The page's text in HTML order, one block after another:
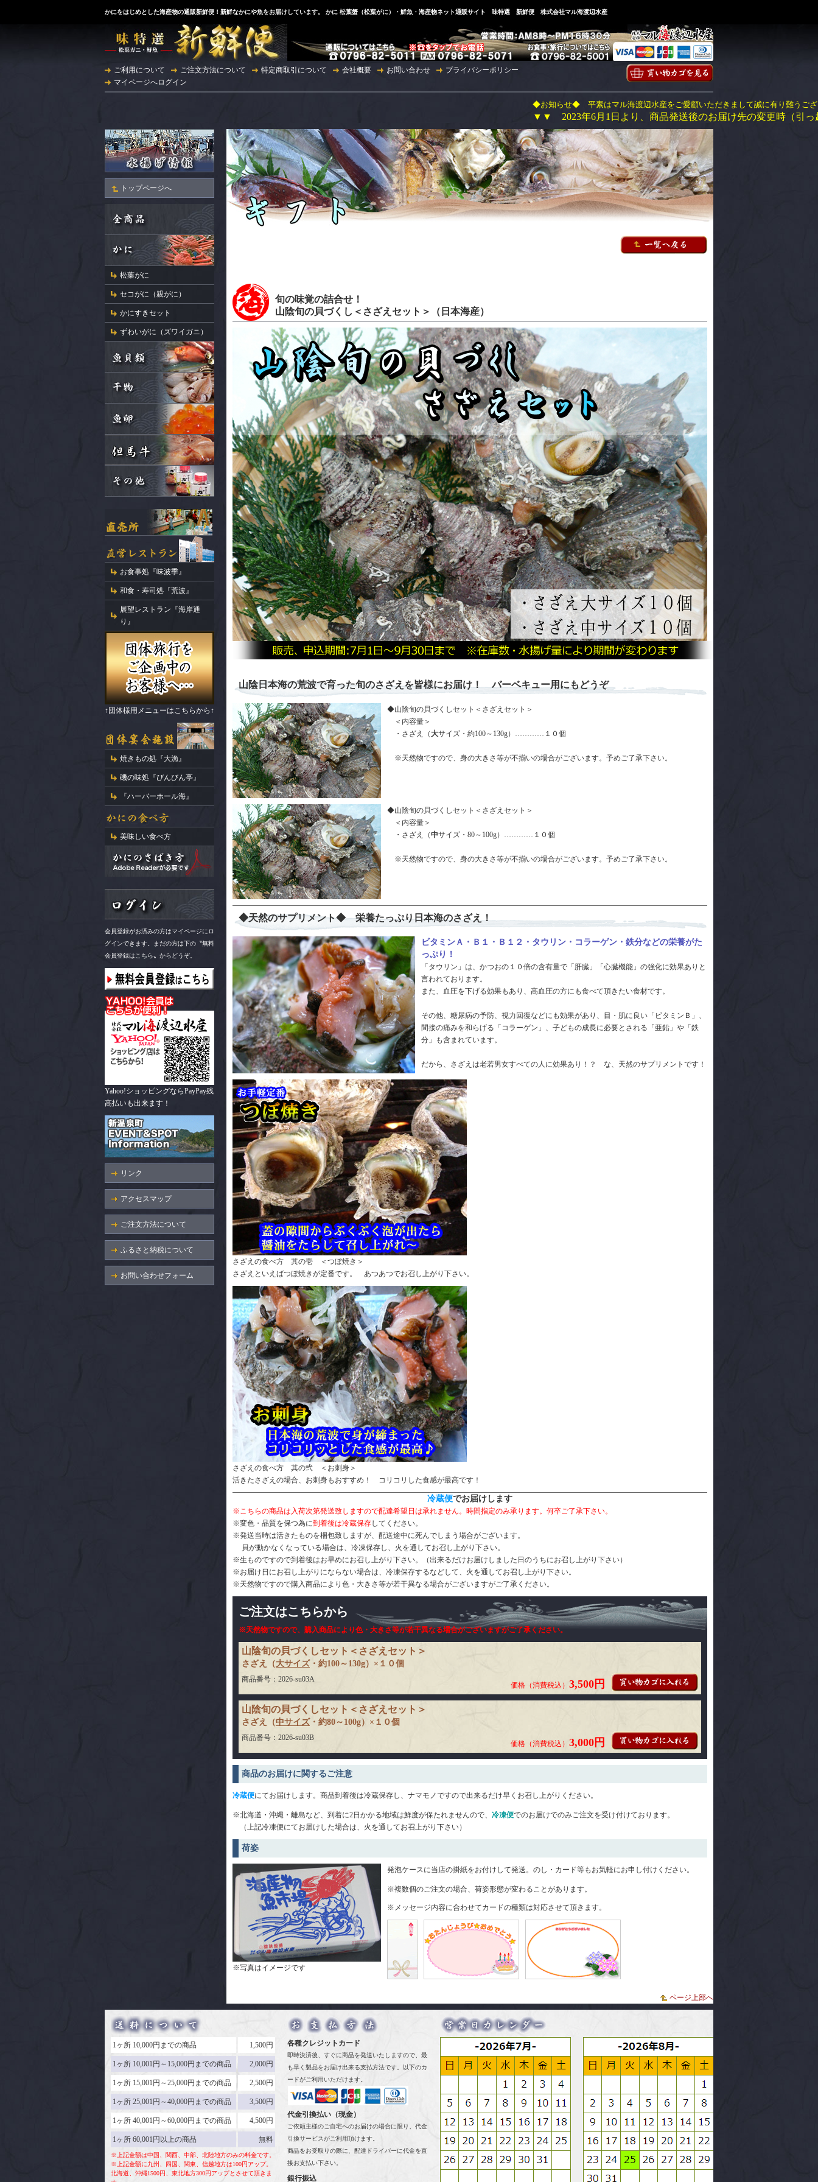
かにをはじめとした海産物の通販新鮮便！新鮮なかにや魚をお届けしています。 かに 松葉蟹（松葉がに）・鮮魚・海産物ネット通販サイト 味特選 新鮮便 株式会社マル海渡辺水産
ご利用について ご注文方法について 特定商取引について 会社概要 お問い合わせ
プライバシーポリシー
マイページへログイン
◆お知らせ◆ 平素はマル海渡辺水産をご愛顧いただきまして誠に有り難うございます。 現在
▼▼ 2023年6月1日より、商品発送後のお届け先の変更時（引っ越し・ご入力
トップページへ
松葉がに
セコがに（親がに）
かにすきセット
ずわいがに（ズワイガニ）
お食事処『味波季』
和食・寿司処『荒波』
展望レストラン『海岸通
り』
↑団体様用メニューはこちらから↑
焼きもの処『大漁』
磯の味処『びんびん亭』
『ハーバーホール海』
美味しい食べ方
会員登録がお済みの方はマイページにロ
グインできます。まだの方は下の〝無料
会員登録はこちら〟からどうぞ。
Yahoo!ショッピングならPayPay残
高払いも出来ます！
リンク
アクセスマップ
ご注文方法について
ふるさと納税について
お問い合わせフォーム
旬の味覚の詰合せ！
山陰旬の貝づくし＜さざえセット＞（日本海産）
山陰日本海の荒波で育った旬のさざえを皆様にお届け！ バーベキュー用にもどうぞ
◆山陰旬の貝づくしセット＜さざえセット＞
＜内容量＞
・さざえ（大サイズ・約100～130g）…………１０個
※天然物ですので、身の大きさ等が不揃いの場合がございます。予めご了承下さい。
◆山陰旬の貝づくしセット＜さざえセット＞
＜内容量＞
・さざえ（中サイズ・80～100g）…………１０個
※天然物ですので、身の大きさ等が不揃いの場合がございます。予めご了承下さい。
◆天然のサプリメント◆ 栄養たっぷり日本海のさざえ！
ビタミンＡ・Ｂ１・Ｂ１２・タウリン・コラーゲン・鉄分などの栄養がた
っぷり！
「タウリン」は、かつおの１０倍の含有量で「肝臓」「心臓機能」の強化に効果ありと
言われております。
また、血圧を下げる効果もあり、高血圧の方にも食べて頂きたい食材です。
その他、糖尿病の予防、視力回復などにも効果があり、目・肌に良い「ビタミンＢ」、
間接の痛みを和らげる「コラーゲン」、子どもの成長に必要とされる「亜鉛」や「鉄
分」も含まれています。
だから、さざえは老若男女すべての人に効果あり！？ な、天然のサプリメントです！
さざえの食べ方 其の壱 ＜つぼ焼き＞
さざえといえばつぼ焼きが定番です。 あつあつでお召し上がり下さい。
さざえの食べ方 其の弐 ＜お刺身＞
活きたさざえの場合、お刺身もおすすめ！ コリコリした食感が最高です！
冷蔵便でお届けします
※こちらの商品は入荷次第発送致しますので配達希望日は承れません。時間指定のみ承ります。何卒ご了承下さい。
※変色・品質を保つ為に到着後は冷蔵保存してください。
※発送当時は活きたものを梱包致しますが、配送途中に死んでしまう場合がございます。
貝が動かなくなっている場合は、冷凍保存し、火を通してお召し上がり下さい。
※生ものですので到着後はお早めにお召し上がり下さい。（出来るだけお届けしました日のうちにお召し上がり下さい）
※お届け日にお召し上がりにならない場合は、冷凍保存するなどして、火を通してお召し上がり下さい。
※天然物ですので購入商品により色・大きさ等が若干異なる場合がございますがご了承ください。
ご注文はこちらから
※天然物ですので、購入商品により色・大きさ等が若干異なる場合がございますがご了承ください。
山陰旬の貝づくしセット＜さざえセット＞
さざえ（大サイズ・約100～130g）×１０個
商品番号：2026-su03A
価格（消費税込） 3,500円
山陰旬の貝づくしセット＜さざえセット＞
さざえ（中サイズ・約80～100g）×１０個
商品番号：2026-su03B
価格（消費税込） 3,000円
商品のお届けに関するご注意
冷蔵便にてお届けします。商品到着後は冷蔵保存し、ナマモノですので出来るだけ早くお召し上がりください。
※北海道・沖縄・離島など、到着に2日かかる地域は鮮度が保たれませんので、 冷凍便でのお届けでのみご注文を受け付けております。
（上記冷凍便にてお届けした場合は、火を通してお召上がり下さい）
荷姿
※写真はイメージです
発泡ケースに当店の掛紙をお付けして発送。のし・カード等もお気軽にお申し付けください。
※複数個のご注文の場合、荷姿形態が変わることがあります。
※メッセージ内容に合わせてカードの種類は対応させて頂きます。
ページ上部へ
1ヶ所 10,000円までの商品 1,500円
1ヶ所 10,001円～15,000円までの商品 2,000円
1ヶ所 15,001円～25,000円までの商品 2,500円
1ヶ所 25,001円～40,000円までの商品 3,500円
1ヶ所 40,001円～60,000円までの商品 4,500円
1ヶ所 60,001円以上の商品 無料
※上記金額は中国、関西、中部、北陸地方のみの料金です。
※上記金額に九州、四国、関東、信越地方は100円アップ。
北海道、沖縄1500円、東北地方300円アップとさせて頂きま
各種クレジットカード
即時決済後、すぐに商品を発送いたしますので、最
も早く製品をお届け出来る支払方法です。以下のカ
ードがご利用いただけます。
代金引換払い（現金）
ご依頼主様のご自宅へのお届けの場合に限り、代金
引換サービスがご利用頂けます。
商品をお受取りの際に、配達ドライバーに代金を直
接お支払い下さい。
銀行振込